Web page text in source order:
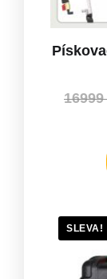
16999
SLEVA!